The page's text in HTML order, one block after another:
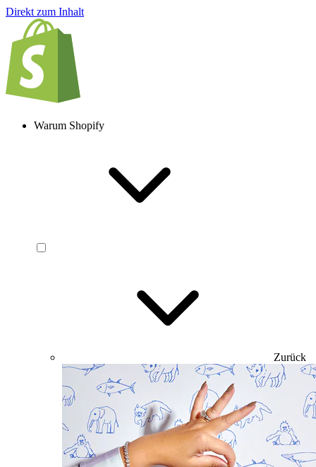
Direkt zum Inhalt
Warum Shopify
Zurück